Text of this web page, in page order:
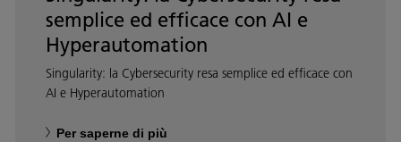
semplice ed efficace con AI e
Hyperautomation
Singularity: la Cybersecurity resa semplice ed efficace con
AI e Hyperautomation
Per saperne di più